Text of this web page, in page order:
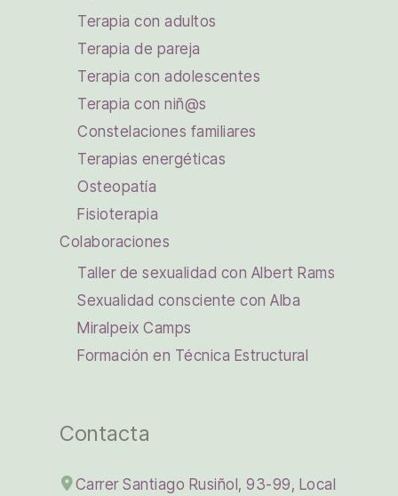
Terapia con adultos
Terapia de pareja
Terapia con adolescentes
Terapia con niñ@s
Constelaciones familiares
Terapias energéticas
Osteopatía
Fisioterapia
Colaboraciones
Taller de sexualidad con Albert Rams
Sexualidad consciente con Alba
Miralpeix Camps
Formación en Técnica Estructural
Contacta
Carrer Santiago Rusiñol, 93-99, Local